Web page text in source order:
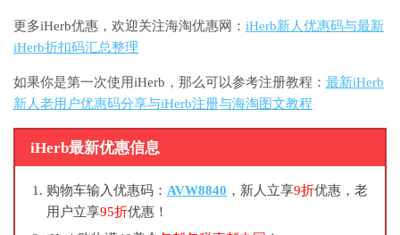
更多iHerb优惠，欢迎关注海淘优惠网： iHerb新人优惠码与最新
iHerb折扣码汇总整理
如果你是第一次使用iHerb，那么可以参考注册教程： 最新iHerb
新人老用户优惠码分享与iHerb注册与海淘图文教程
iHerb最新优惠信息
购物车输入优惠码： AVW8840 ，新人立享9折优惠，老
用户立享95折优惠！